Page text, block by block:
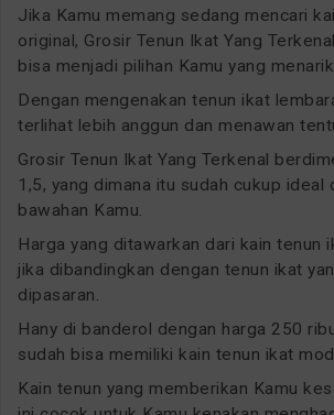
Jika Kamu memang sedang mencari
original, Grosir Tenun Ikat Yang
bisa menjadi pilihan Kamu yang
Dengan mengenakan tenun ikat
terlihat lebih anggun dan menawan
Grosir Tenun Ikat Yang Terkenal
1,5, yang dimana itu sudah cukup ideal
bawahan Kamu.
Harga yang ditawarkan dari kain tenun
jika dibandingkan dengan tenun ikat
dipasaran.
Hany di banderol dengan harga 250
sudah bisa memiliki kain tenun ikat
Kain tenun yang memberikan Kamu